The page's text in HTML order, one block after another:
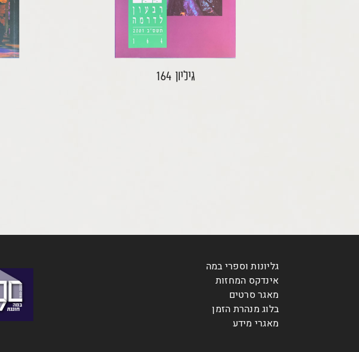
גיליון 164
גליונות וספרי במה
אינדקס המחזות
מאגר סרטים
בלוג מנהרת הזמן
מאגרי מידע